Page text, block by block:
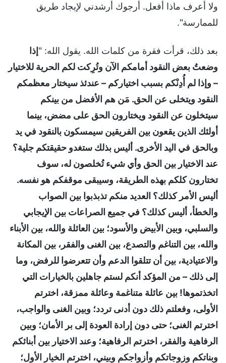
ولا أعرف ماذا أفعل. أرجوك أرشدني لإيجاد طريق
للممارسة".
بعد ذلك، قرأت فقرة من كلمات الله. يقول الله: "إذا
وضعتُ بعض النقود أمامكم الآن وتُرِكت لكم الحرية للاختيار
– وإذا لم أُدِنْكم بسبب اختياركم – عندئذ سيختار معظمكم
النقود ويتخلى عن الحق. مَن هم الأفضل من بينكم
سيتخلون عن النقود ويختارون الحق على مضض، بينما
أولئك الذين يقعون بين الفريقين سيمسكون بالنقود في يد
وبالحق في اليد الأخرى. أليس بذلك ستغدو حقيقتكم جلية؟
عند الاختيار بين الحق وأي شيء تُخلصون له، سوف
تختارون كلكم بهذه الطريقة، وسيبقى موقفكم هو نفسه.
أليس الأمر كذلك؟ العديد منكم تذبذبوا بين الصواب
والخطأ، أليس كذلك؟ في جميع الصراعات بين الإيجابي
والسلبي، وبين الأبيض والأسود؛ بين العائلة والله، بين الأبناء
والله، بين التناغم والتصدع، بين الغنى والفقر، بين المكانة
والاعتيادية، بين أن تتلقوا الدعم وأن تتعرضوا للرفض، وما
إلى ذلك – من المؤكد أنكم لستم جاهلين بالخيارات التي
اتخذتموها! بين عائلة متناغمة وعائلة ممزقة، اخترتم
الأولى، وفعلتم ذلك دون أدنى تردد؛ وبين الغنى والواجب،
اخترتم الغنى؛ حتى دون إرادة العودة إلى بر الأمان؛ وبين
الرفاهية والفقر، اخترتم الرفاهية؛ وعند الاختيار بين أبنائكم
وبناتكم وزوجاتكم وأزواجكم وبيني، اخترتم الخيار الأول؛